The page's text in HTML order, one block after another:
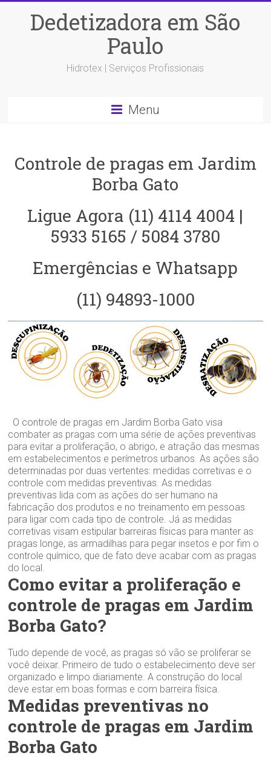
Dedetizadora em São
Paulo
Hidrotex | Serviços Profissionais
Menu
Controle de pragas em Jardim
Borba Gato
Ligue Agora (11) 4114 4004 |
5933 5165 / 5084 3780
Emergências e Whatsapp
(11) 94893-1000
O controle de pragas em Jardim Borba Gato visa
combater as pragas com uma série de ações preventivas
para evitar a proliferação, o abrigo, e atração das mesmas
em estabelecimentos e perímetros urbanos. As ações são
determinadas por duas vertentes: medidas corretivas e o
controle com medidas preventivas. As medidas
preventivas lida com as ações do ser humano na
fabricação dos produtos e no treinamento em pessoas
para ligar com cada tipo de controle. Já as medidas
corretivas visam estipular barreiras físicas para manter as
pragas longe, as armadilhas para pegar insetos e por fim o
controle químico, que de fato deve acabar com as pragas
do local.
Como evitar a proliferação e
controle de pragas em Jardim
Borba Gato?
Tudo depende de você, as pragas só vão se proliferar se
você deixar. Primeiro de tudo o estabelecimento deve ser
organizado e limpo diariamente. A construção do local
deve estar em boas formas e com barreira física.
Medidas preventivas no
controle de pragas em Jardim
Borba Gato